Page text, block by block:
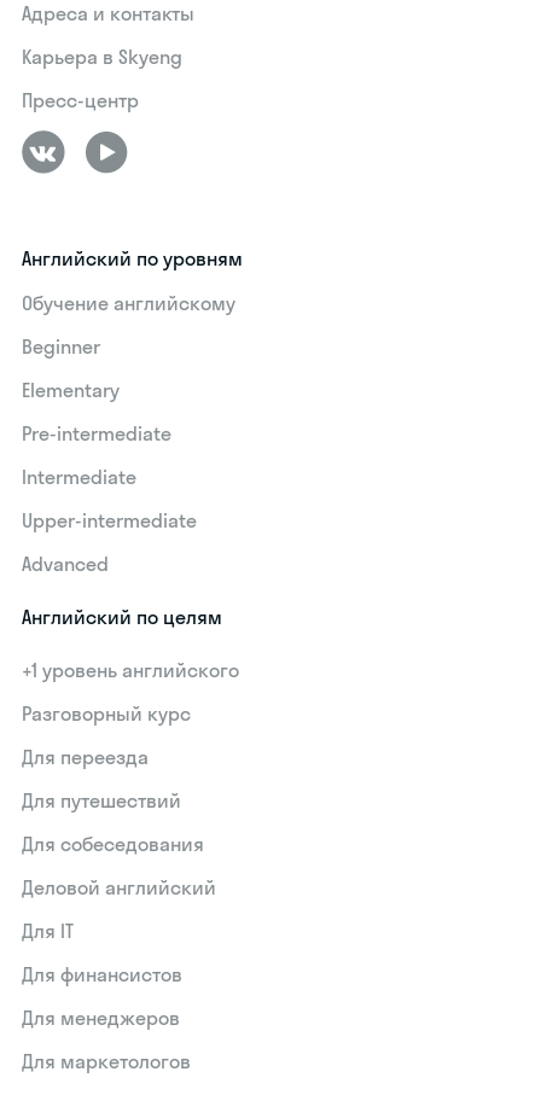
Адреса и контакты
Карьера в Skyeng
Пресс-центр
Английский по уровням
Обучение английскому
Beginner
Elementary
Pre-intermediate
Intermediate
Upper-intermediate
Advanced
Английский по целям
+1 уровень английского
Разговорный курс
Для переезда
Для путешествий
Для собеседования
Деловой английский
Для IT
Для финансистов
Для менеджеров
Для маркетологов